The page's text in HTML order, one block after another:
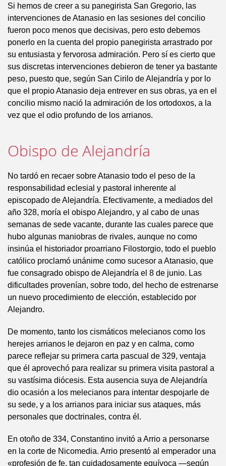
Si hemos de creer a su panegirista San Gregorio, las
intervenciones de Atanasio en las sesiones del concilio
fueron poco menos que decisivas, pero esto debemos
ponerlo en la cuenta del propio panegirista arrastrado por
su entusiasta y fervorosa admiración. Pero sí es cierto que
sus discretas intervenciones debieron de tener ya bastante
peso, puesto que, según San Cirilo de Alejandría y por lo
que el propio Atanasio deja entrever en sus obras, ya en el
concilio mismo nació la admiración de los ortodoxos, a la
vez que el odio profundo de los arrianos.
Obispo de Alejandría
No tardó en recaer sobre Atanasio todo el peso de la
responsabilidad eclesial y pastoral inherente al
episcopado de Alejandría. Efectivamente, a mediados del
año 328, moría el obispo Alejandro, y al cabo de unas
semanas de sede vacante, durante las cuales parece que
hubo algunas maniobras de rivales, aunque no como
insinúa el historiador proarriano Filostorgio, todo el pueblo
católico proclamó unánime como sucesor a Atanasio, que
fue consagrado obispo de Alejandría el 8 de junio. Las
dificultades provenían, sobre todo, del hecho de estrenarse
un nuevo procedimiento de elección, establecido por
Alejandro.
De momento, tanto los cismáticos melecianos como los
herejes arrianos le dejaron en paz y en calma, como
parece reflejar su primera carta pascual de 329, ventaja
que él aprovechó para realizar su primera visita pastoral a
su vastísima diócesis. Esta ausencia suya de Alejandría
dio ocasión a los melecianos para intentar despojarle de
su sede, y a los arrianos para iniciar sus ataques, más
personales que doctrinales, contra él.
En otoño de 334, Constantino invitó a Arrio a personarse
en la corte de Nicomedia. Arrio presentó al emperador una
«profesión de fe. tan cuidadosamente equívoca —según